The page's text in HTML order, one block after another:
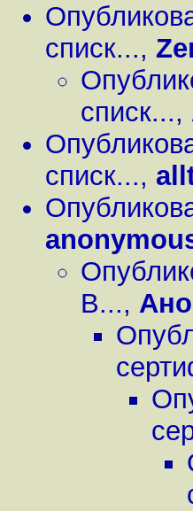
списк...,
списк...,
списк...,
В...,